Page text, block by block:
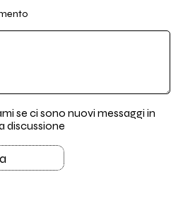
se ci sono nuovi messaggi in
discussione